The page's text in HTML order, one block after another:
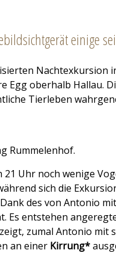
einige
Nachtexkursion
Egg oberhalb Hallau.
Tierleben
Rummelenhof.
Uhr noch wenige
sich die
des von Antonio
Es entstehen
zumal Antonio mit
an einer Kirrung*